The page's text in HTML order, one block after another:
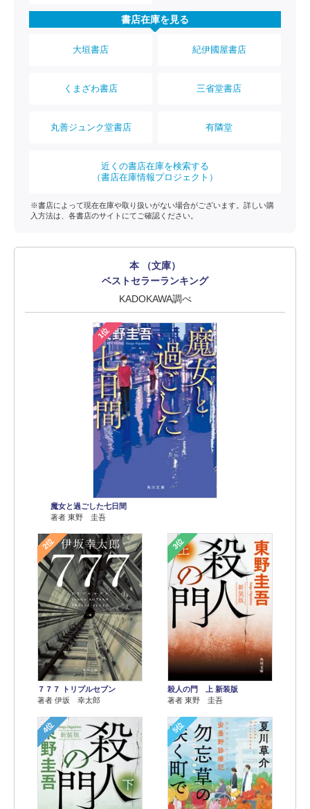
書店在庫を見る
大垣書店 紀伊國屋書店
くまざわ書店 三省堂書店
丸善ジュンク堂書店 有隣堂
近くの書店在庫を検索する
（書店在庫情報プロジェクト）
※書店によって現在在庫や取り扱いがない場合がございます。詳しい購
入方法は、各書店のサイトにてご確認ください。
本 （文庫）
ベストセラーランキング
KADOKAWA調べ
1位
魔女と過ごした七日間
著者 東野 圭吾
2位
７７７ トリプルセブン
著者 伊坂 幸太郎
3位
殺人の門 上 新装版
著者 東野 圭吾
4位 5位